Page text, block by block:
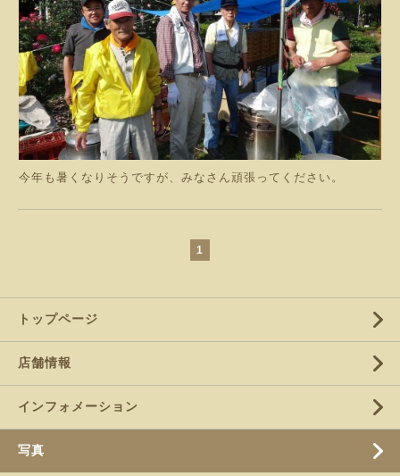
今年も暑くなりそうですが、みなさん頑張ってください。
1
トップページ
店舗情報
インフォメーション
写真